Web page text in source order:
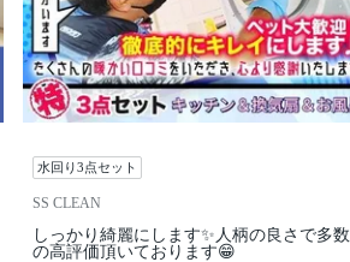
水回り3点セット
SS CLEAN
しっかり綺麗にします✨人柄の良さで多数
の高評価頂いております😁